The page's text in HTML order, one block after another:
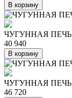
В корзину
ЧУГУННАЯ
40 940
В корзину
ЧУГУННАЯ
46 720